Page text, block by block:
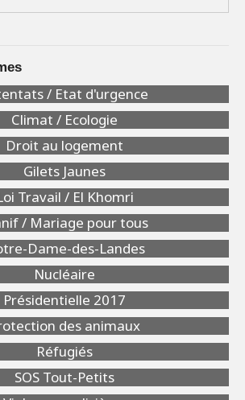
/ Etat d'urgence
Climat / Ecologie
Droit au logement
Gilets Jaunes
Travail / El Khomri
/ Mariage pour tous
Dame-des-Landes
Nucléaire
Présidentielle 2017
des animaux
Réfugiés
SOS Tout-Petits